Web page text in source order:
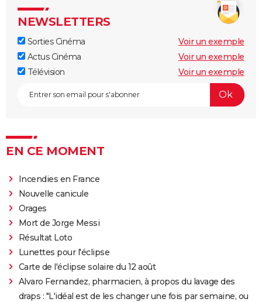
NEWSLETTERS
Sorties Cinéma
Voir un exemple
Actus Cinéma
Voir un exemple
Télévision
Voir un exemple
EN CE MOMENT
Incendies en France
Nouvelle canicule
Orages
Mort de Jorge Messi
Résultat Loto
Lunettes pour l'éclipse
Carte de l'éclipse solaire du 12 août
Alvaro Fernandez, pharmacien, à propos du lavage des
draps : "L'idéal est de les changer une fois par semaine, ou